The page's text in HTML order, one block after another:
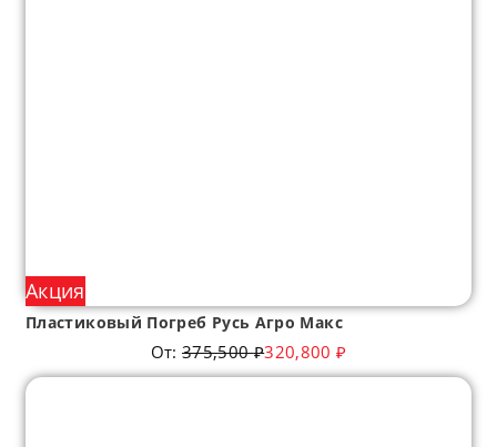
Акция
Пластиковый Погреб Русь Агро Макс
От: 375,500₽320,800₽